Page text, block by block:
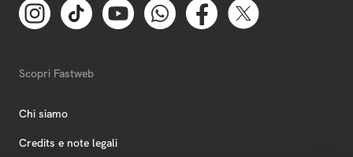
Scopri Fastweb
Chi siamo
Credits e note legali